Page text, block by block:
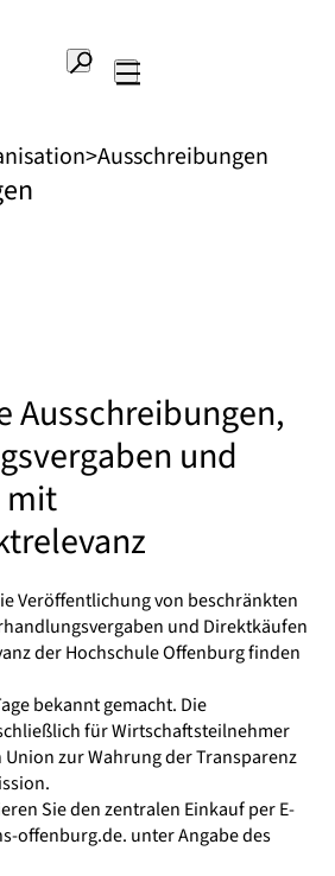
Suche
Ausschreibungen
Ausschreibungen,
und
mit
Veröffentlichung von beschränkten
und Direktkäufen
der Hochschule Offenburg finden
bekannt gemacht. Die
für Wirtschaftsteilnehmer
zur Wahrung der Transparenz
Sie den zentralen Einkauf per E-
offenburg.de. unter Angabe des